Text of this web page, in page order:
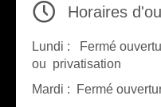
Horaires
Lundi : Fermé
ou privatisation
Mardi : Fermé